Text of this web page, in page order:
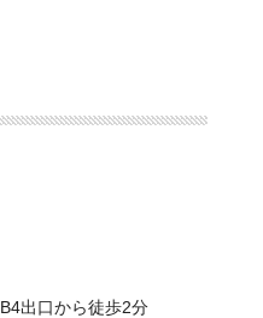
出口から徒歩2分